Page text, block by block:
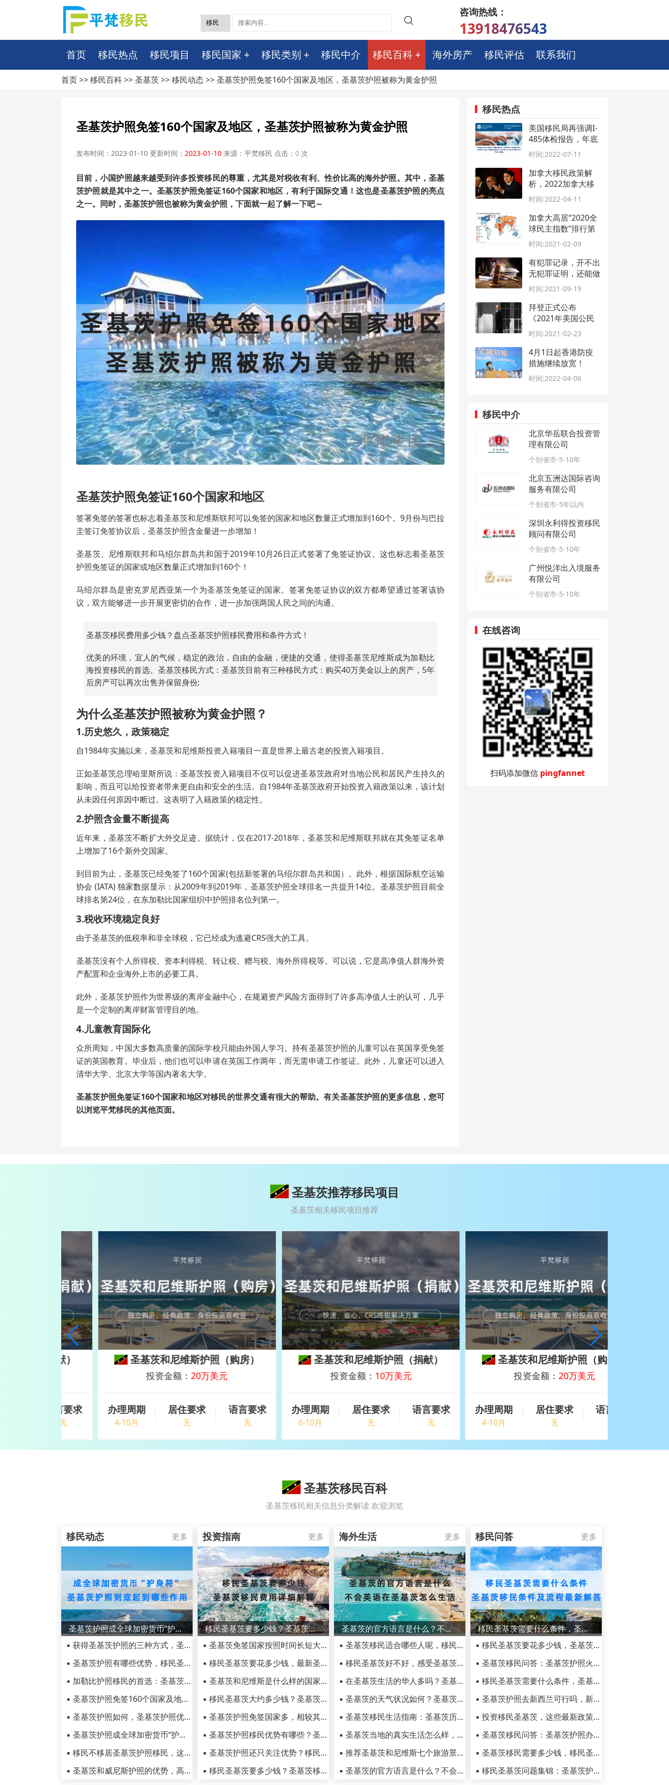
咨询热线：
13918476543
首页 移民热点 移民项目 移民国家 移民类别 移民中介 移民百科 海外房产 移民评估 联系我们
首页 >>移民百科>>圣基茨>>移民动态>> 圣基茨护照免签160个国家及地区，圣基茨护照被称为黄金护照
圣基茨护照免签160个国家及地区，圣基茨护照被称为黄金护照
发布时间：2023-01-10 更新时间： 2023-01-10 来源：平梵移民 点击： 0 次
目前，小国护照越来越受到许多投资移民的尊重，尤其是对税收有利、性价比高的海外护照。其中，圣基
茨护照就是其中之一。圣基茨护照免签证160个国家和地区，有利于国际交通！这也是圣基茨护照的亮点
之一。同时，圣基茨护照也被称为黄金护照，下面就一起了解一下吧～
圣基茨护照免签证160个国家和地区
签署免签的签署也标志着圣基茨和尼维斯联邦可以免签的国家和地区数量正式增加到160个。9月份与巴拉
圭签订免签协议后，圣基茨护照含金量进一步增加！
圣基茨、尼维斯联邦和马绍尔群岛共和国于2019年10月26日正式签署了免签证协议。这也标志着圣基茨
护照免签证的国家或地区数量正式增加到160个！
马绍尔群岛是密克罗尼西亚第一个为圣基茨免签证的国家。签署免签证协议的双方都希望通过签署该协
议，双方能够进一步开展更密切的合作，进一步加强两国人民之间的沟通。
圣基茨移民费用多少钱？盘点圣基茨护照移民费用和条件方式！
优美的环境，宜人的气候，稳定的政治，自由的金融，便捷的交通，使得圣基茨尼维斯成为加勒比
海投资移民的首选。圣基茨移民方式：圣基茨目前有三种移民方式：购买40万美金以上的房产，5年
后房产可以再次出售并保留身份;
为什么圣基茨护照被称为黄金护照？
1.历史悠久，政策稳定
自1984年实施以来，圣基茨和尼维斯投资入籍项目一直是世界上最古老的投资入籍项目。
正如圣基茨总理哈里斯所说：圣基茨投资入籍项目不仅可以促进圣基茨政府对当地公民和居民产生持久的
影响，而且可以给投资者带来更自由和安全的生活。自1984年圣基茨政府开始投资入籍政策以来，该计划
从未因任何原因中断过。这表明了入籍政策的稳定性。
2.护照含金量不断提高
近年来，圣基茨不断扩大外交足迹。据统计，仅在2017-2018年，圣基茨和尼维斯联邦就在其免签证名单
上增加了16个新外交国家。
到目前为止，圣基茨已经免签了160个国家(包括新签署的马绍尔群岛共和国）。此外，根据国际航空运输
协会 (IATA) 独家数据显示：从2009年到2019年，圣基茨护照全球排名一共提升14位。圣基茨护照目前全
球排名第24位，在东加勒比国家组织中护照排名位列第一。
3.税收环境稳定良好
由于圣基茨的低税率和非全球税，它已经成为逃避CRS强大的工具。
圣基茨没有个人所得税、资本利得税、转让税、赠与税、海外所得税等。可以说，它是高净值人群海外资
产配置和企业海外上市的必要工具。
此外，圣基茨护照作为世界级的离岸金融中心，在规避资产风险方面得到了许多高净值人士的认可，几乎
是一个定制的离岸财富管理目的地。
4.儿童教育国际化
众所周知，中国大多数高质量的国际学校只能由外国人学习。持有圣基茨护照的儿童可以在英国享受免签
证的英国教育。毕业后，他们也可以申请在英国工作两年，而无需申请工作签证。此外，儿童还可以进入
清华大学、北京大学等国内著名大学。
圣基茨护照免签证160个国家和地区对移民的世界交通有很大的帮助。有关圣基茨护照的更多信息，您可
以浏览平梵移民的其他页面。
移民热点
美国移民局再强调I-
485体检报告，年底
将加快审批节奏
时间:2022-07-11
加拿大移民政策解
析，2022加拿大移
民最新政策
时间:2022-04-11
加拿大高居“2020全
球民主指数”排行第
五位！
时间:2021-02-09
有犯罪记录，开不出
无犯罪证明，还能做
加拿大移民么？
时间:2021-09-19
拜登正式公布
《2021年美国公民
法》
时间:2021-02-23
4月1日起香港防疫
措施继续放宽！
时间:2022-04-06
移民中介
北京华岳联合投资管
理有限公司
个别省市-5-10年
北京五洲达国际咨询
服务有限公司
个别省市-5年以内
深圳永利得投资移民
顾问有限公司
个别省市-5-10年
广州悦洋出入境服务
有限公司
个别省市-5-10年
在线咨询
扫码添加微信 pingfannet
圣基茨推荐移民项目
圣基茨相关移民项目推荐
圣基茨和尼维斯护照（购房）
投资金额：20万美元
办理周期 居住要求 语言要求
圣基茨和尼维斯护照（捐献）
投资金额：10万美元
办理周期 居住要求 语言要求
圣基茨和尼维斯护照（购房）
投资金额：20万美元
办理周期 居住要求 语言要求
圣基茨移民百科
圣基茨移民相关信息分类解读 欢迎浏览
移民动态 更多
圣基茨护照成全球加密货币“护身符”？到底起到哪些作用？
▪ 获得圣基茨护照的三种方式，圣基茨护照使用攻略来了
▪ 圣基茨护照有哪些优势，移民圣基茨公民身份的投资要求
▪ 加勒比护照移民的首选：圣基茨和尼维斯投资护照入籍项目
▪ 圣基茨护照免签160个国家及地区，圣基茨护照被称为黄金护照
▪ 圣基茨护照如何，圣基茨护照优势介绍
▪ 圣基茨护照成全球加密货币“护身符”？到底起到哪些作用？
▪ 移民不移居圣基茨护照移民，这六类移民人士的首选
▪ 圣基茨和威尼斯护照的优势，高净值人士移民的不二选择
投资指南 更多
移民圣基茨要多少钱？圣基茨移民费用详细解释
▪ 圣基茨免签国家按照时间长短大盘点，落地签国家明细
▪ 移民圣基茨要花多少钱，最新圣基茨移民费用一览
▪ 圣基茨和尼维斯是什么样的国家，圣基茨和尼维斯生活费用
▪ 移民圣基茨大约多少钱？圣基茨护照一篇文章给你讲明白
▪ 圣基茨护照免签国家多，相较其它护照项目优势
▪ 圣基茨护照移民优势有哪些？圣基茨护照含金量高不高
▪ 圣基茨护照还只关注优势？移民圣基茨的骗局和陷阱你了解吗？
▪ 移民圣基茨要多少钱？圣基茨移民费用详细解释
海外生活 更多
圣基茨的官方语言是什么？不会英语在圣基茨怎么生活
▪ 圣基茨移民适合哪些人呢，移民圣基茨华人真实生活
▪ 移民圣基茨好不好，感受圣基茨真实移民体验
▪ 在圣基茨生活的华人多吗？圣基茨的治安是不是很乱？
▪ 圣基茨的天气状况如何？圣基茨和尼维斯旅游的最佳时间
▪ 圣基茨移民生活指南：圣基茨历史文化习俗全解读
▪ 圣基茨当地的真实生活怎么样，会不会感觉很孤单无聊
▪ 推荐圣基茨和尼维斯七个旅游景点，错过了必后悔！
▪ 圣基茨的官方语言是什么？不会英语在圣基茨怎么生活
移民问答 更多
移民圣基茨需要什么条件，圣基茨移民条件及流程最新解答
▪ 移民圣基茨要花多少钱，圣基茨护照到底怎么样
▪ 圣基茨移民问答：圣基茨护照火爆指数持续上升的原因
▪ 移民圣基茨需要什么条件，圣基茨移民条件及流程最新解答
▪ 圣基茨护照去新西兰可行吗，新西兰签证种类和条件要求
▪ 投资移民圣基茨，这些最新政策你都知道吗
▪ 圣基茨移民问答：圣基茨护照办理周期、办理流程详细解读
▪ 圣基茨移民需要多少钱，移民圣基茨有几种模式？
▪ 移民圣基茨问题集锦：圣基茨护照可以改名吗？